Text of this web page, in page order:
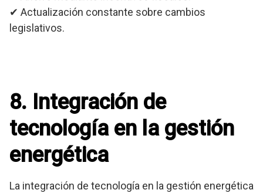
✔ Actualización constante sobre cambios
legislativos.
8. Integración de
tecnología en la gestión
energética
La integración de tecnología en la gestión energética